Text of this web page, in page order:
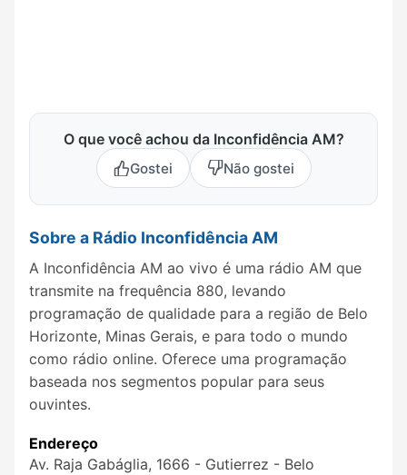
O que você achou da Inconfidência AM?
Gostei Não gostei
Sobre a Rádio Inconfidência AM
A Inconfidência AM ao vivo é uma rádio AM que
transmite na frequência 880, levando
programação de qualidade para a região de Belo
Horizonte, Minas Gerais, e para todo o mundo
como rádio online. Oferece uma programação
baseada nos segmentos popular para seus
ouvintes.
Endereço
Av. Raja Gabáglia, 1666 - Gutierrez - Belo